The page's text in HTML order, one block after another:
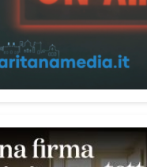
alla prevenzione delle
degli anziani e delle
fragili. Si tratta del
contro le truffe,
vulnerabili. «L’idea di
il Vademecum – ha detto